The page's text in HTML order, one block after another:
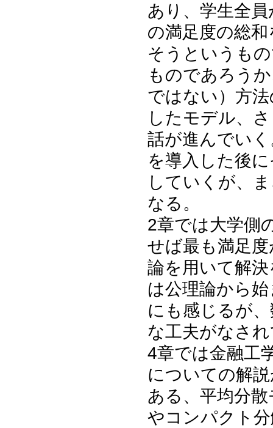
あり、学生全
の満足度の総
そうというも
ものであろう
ではない）方
したモデル、
話が進んでい
を導入した後
していくが、
なる。
2章では大学側
せば最も満足
論を用いて解
は公理論から
にも感じるが
な工夫がなさ
4章では金融工
についての解
ある、平均分
やコンパクト